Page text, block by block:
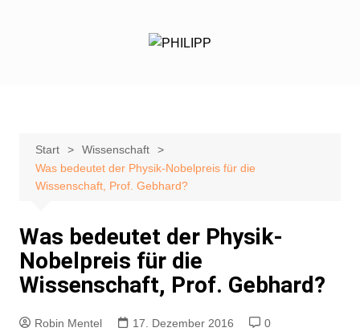
Start
Wissenschaft
Was bedeutet der Physik-Nobelpreis für die
Wissenschaft, Prof. Gebhard?
Was bedeutet der Physik-
Nobelpreis für die
Wissenschaft, Prof. Gebhard?
Robin Mentel 17. Dezember 2016
0